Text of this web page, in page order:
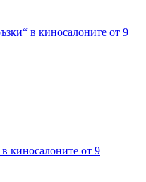
в киносалоните от 9
киносалоните от 9